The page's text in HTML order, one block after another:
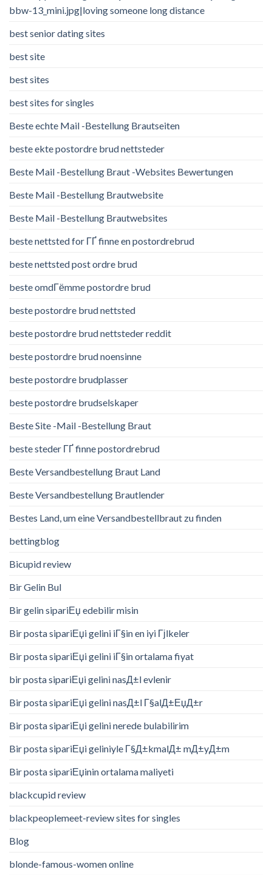
bbw-13_mini.jpg|loving someone long distance
best senior dating sites
best site
best sites
best sites for singles
Beste echte Mail -Bestellung Brautseiten
beste ekte postordre brud nettsteder
Beste Mail -Bestellung Braut -Websites Bewertungen
Beste Mail -Bestellung Brautwebsite
Beste Mail -Bestellung Brautwebsites
beste nettsted for ГҐ finne en postordrebrud
beste nettsted post ordre brud
beste omdГёmme postordre brud
beste postordre brud nettsted
beste postordre brud nettsteder reddit
beste postordre brud noensinne
beste postordre brudplasser
beste postordre brudselskaper
Beste Site -Mail -Bestellung Braut
beste steder ГҐ finne postordrebrud
Beste Versandbestellung Braut Land
Beste Versandbestellung Brautlender
Bestes Land, um eine Versandbestellbraut zu finden
bettingblog
Bicupid review
Bir Gelin Bul
Bir gelin sipariЕџ edebilir misin
Bir posta sipariЕџi gelini iГ§in en iyi Гјlkeler
Bir posta sipariЕџi gelini iГ§in ortalama fiyat
bir posta sipariЕџi gelini nasД±l evlenir
Bir posta sipariЕџi gelini nasД±l Г§alД±ЕџД±r
Bir posta sipariЕџi gelini nerede bulabilirim
Bir posta sipariЕџi geliniyle Г§Д±kmalД± mД±yД±m
Bir posta sipariЕџinin ortalama maliyeti
blackcupid review
blackpeoplemeet-review sites for singles
Blog
blonde-famous-women online